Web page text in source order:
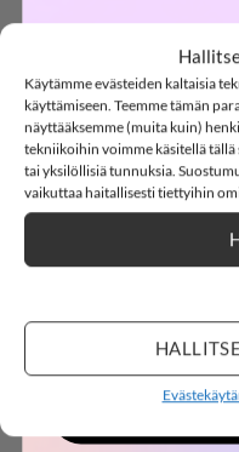
Käytämme evästeiden kaltaisia
käyttämiseen. Teemme tämän
näyttääksemme (muita kuin)
tekniikoihin voimme käsitellä
tai yksilöllisiä tunnuksia.
vaikuttaa haitallisesti tiettyihin
NAME IT
hiuspanta, Impala
9,99€
-
15% ALENNUS
03
hours